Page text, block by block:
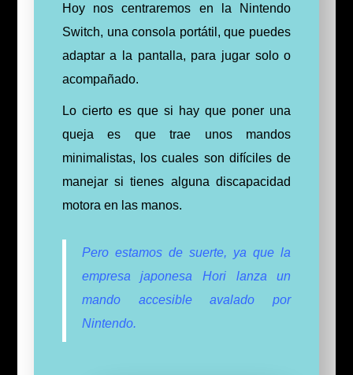
Hoy nos centraremos en la Nintendo
Switch, una consola portátil, que puedes
adaptar a la pantalla, para jugar solo o
acompañado.
Lo cierto es que si hay que poner una
queja es que trae unos mandos
minimalistas, los cuales son difíciles de
manejar si tienes alguna discapacidad
motora en las manos.
Pero estamos de suerte, ya que la
empresa japonesa Hori lanza un
mando accesible avalado por
Nintendo.